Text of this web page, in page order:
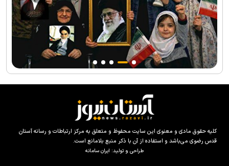
کلیه حقوق مادی و معنوی این سایت محفوظ و متعلق به مرکز ارتباطات و رسانه آستان
قدس رضوی می‌باشد و استفاده از آن با ذکر منبع بلامانع است.
طراحی و تولید: ایران سامانه